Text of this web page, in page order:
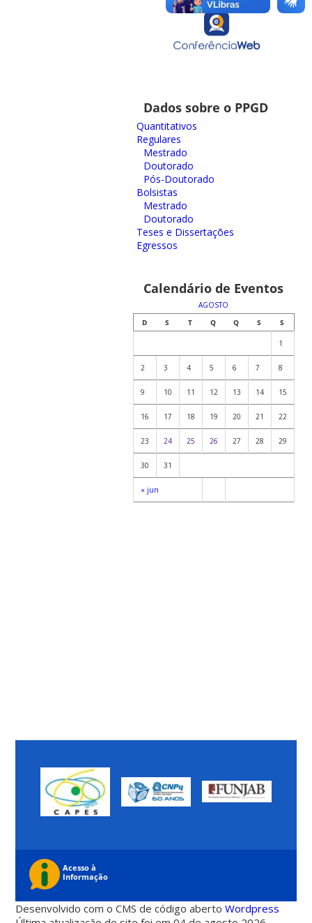
Dados sobre o PPGD
Quantitativos
Regulares
Mestrado
Doutorado
Pós-Doutorado
Bolsistas
Mestrado
Doutorado
Teses e Dissertações
Egressos
Calendário de Eventos
AGOSTO
D
S T Q Q S S
« jun
1
2 3 4 5 6 7 8
9 10 11 12 13 14 15
16 17 18 19 20 21 22
23 24 25 26 27 28 29
30 31
Desenvolvido com o CMS de código abertoWordpress